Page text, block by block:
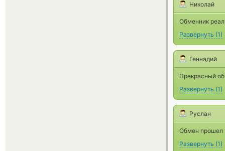
Николай
Обменник
Развернуть (1)
Геннадий
Прекрасный
Развернуть (1)
Руслан
Обмен прошел
Развернуть (1)